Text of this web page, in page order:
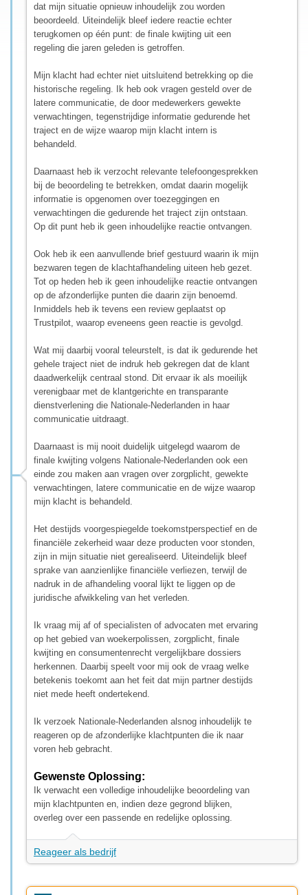
dat mijn situatie opnieuw inhoudelijk zou worden
beoordeeld. Uiteindelijk bleef iedere reactie echter
terugkomen op één punt: de finale kwijting uit een
regeling die jaren geleden is getroffen.
Mijn klacht had echter niet uitsluitend betrekking op die
historische regeling. Ik heb ook vragen gesteld over de
latere communicatie, de door medewerkers gewekte
verwachtingen, tegenstrijdige informatie gedurende het
traject en de wijze waarop mijn klacht intern is
behandeld.
Daarnaast heb ik verzocht relevante telefoongesprekken
bij de beoordeling te betrekken, omdat daarin mogelijk
informatie is opgenomen over toezeggingen en
verwachtingen die gedurende het traject zijn ontstaan.
Op dit punt heb ik geen inhoudelijke reactie ontvangen.
Ook heb ik een aanvullende brief gestuurd waarin ik mijn
bezwaren tegen de klachtafhandeling uiteen heb gezet.
Tot op heden heb ik geen inhoudelijke reactie ontvangen
op de afzonderlijke punten die daarin zijn benoemd.
Inmiddels heb ik tevens een review geplaatst op
Trustpilot, waarop eveneens geen reactie is gevolgd.
Wat mij daarbij vooral teleurstelt, is dat ik gedurende het
gehele traject niet de indruk heb gekregen dat de klant
daadwerkelijk centraal stond. Dit ervaar ik als moeilijk
verenigbaar met de klantgerichte en transparante
dienstverlening die Nationale-Nederlanden in haar
communicatie uitdraagt.
Daarnaast is mij nooit duidelijk uitgelegd waarom de
finale kwijting volgens Nationale-Nederlanden ook een
einde zou maken aan vragen over zorgplicht, gewekte
verwachtingen, latere communicatie en de wijze waarop
mijn klacht is behandeld.
Het destijds voorgespiegelde toekomstperspectief en de
financiële zekerheid waar deze producten voor stonden,
zijn in mijn situatie niet gerealiseerd. Uiteindelijk bleef
sprake van aanzienlijke financiële verliezen, terwijl de
nadruk in de afhandeling vooral lijkt te liggen op de
juridische afwikkeling van het verleden.
Ik vraag mij af of specialisten of advocaten met ervaring
op het gebied van woekerpolissen, zorgplicht, finale
kwijting en consumentenrecht vergelijkbare dossiers
herkennen. Daarbij speelt voor mij ook de vraag welke
betekenis toekomt aan het feit dat mijn partner destijds
niet mede heeft ondertekend.
Ik verzoek Nationale-Nederlanden alsnog inhoudelijk te
reageren op de afzonderlijke klachtpunten die ik naar
voren heb gebracht.
Gewenste Oplossing:
Ik verwacht een volledige inhoudelijke beoordeling van
mijn klachtpunten en, indien deze gegrond blijken,
overleg over een passende en redelijke oplossing.
Reageer als bedrijf